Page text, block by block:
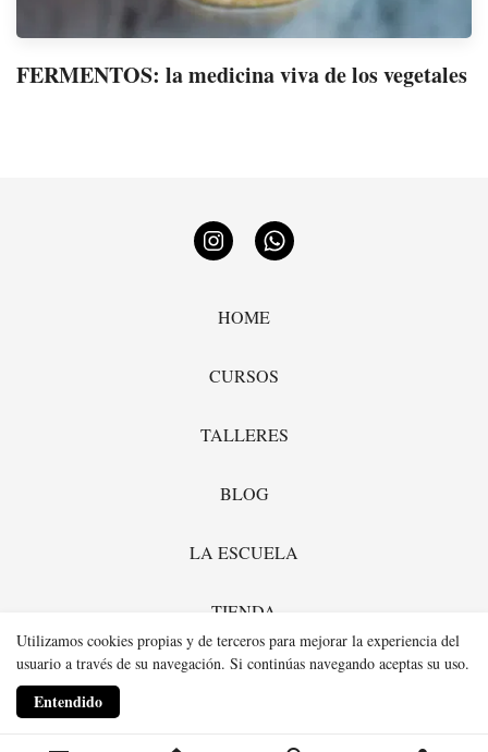
FERMENTOS: la medicina viva de los vegetales
HOME
CURSOS
TALLERES
BLOG
LA ESCUELA
TIENDA
Utilizamos cookies propias y de terceros para mejorar la experiencia del
usuario a través de su navegación. Si continúas navegando aceptas su uso.
Entendido